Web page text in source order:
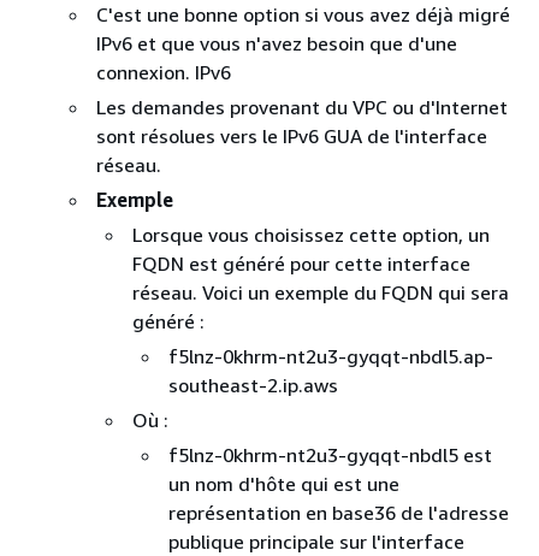
C'est une bonne option si vous avez déjà migré
IPv6 et que vous n'avez besoin que d'une
connexion. IPv6
Les demandes provenant du VPC ou d'Internet
sont résolues vers le IPv6 GUA de l'interface
réseau.
Exemple
Lorsque vous choisissez cette option, un
FQDN est généré pour cette interface
réseau. Voici un exemple du FQDN qui sera
généré :
f5lnz-0khrm-nt2u3-gyqqt-nbdl5.ap-
southeast-2.ip.aws
Où :
f5lnz-0khrm-nt2u3-gyqqt-nbdl5 est
un nom d'hôte qui est une
représentation en base36 de l'adresse
publique principale sur l'interface